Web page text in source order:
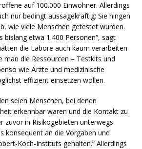
auf 100.000 Einwohner. Allerdings
nur bedingt aussagekräftig: Sie hingen
wie viele Menschen getestet wurden.
bislang etwa 1.400 Personen“, sagt
die Labore auch kaum verarbeiten
man die Ressourcen – Testkits und
wie Ärzte und medizinische
effizient einsetzen wollen.
seien Menschen, bei denen
erkennbar waren und die Kontakt zu
zuvor in Risikogebieten unterwegs
konsequent an die Vorgaben und
Koch-Instituts gehalten.“ Allerdings